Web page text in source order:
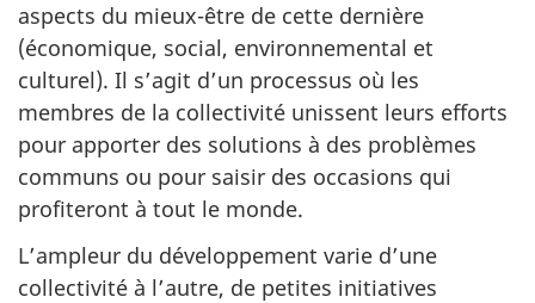
aspects du mieux-être de cette dernière
(économique, social, environnemental et
culturel). Il s’agit d’un processus où les
membres de la collectivité unissent leurs efforts
pour apporter des solutions à des problèmes
communs ou pour saisir des occasions qui
profiteront à tout le monde.
L’ampleur du développement varie d’une
collectivité à l’autre, de petites initiatives